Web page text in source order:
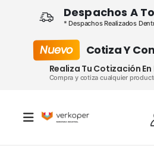
Despachos A
* Despachos Realizados
Nuevo Cotiza Y
Realiza Tu Cotización En
Compra y cotiza cualquier